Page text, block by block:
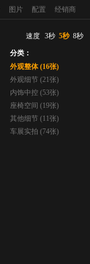
图片 配置 经销商
速度 3秒 5秒 8秒
分类：
外观整体 (16张)
外观细节 (21张)
内饰中控 (53张)
座椅空间 (19张)
其他细节 (11张)
车展实拍 (74张)